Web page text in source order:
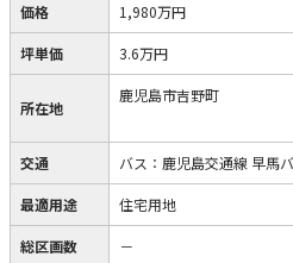
価格 1,980万円
坪単価 3.6万円
所在地
鹿児島市吉野町
交通 バス：鹿児島交通線 早馬
最適用途 住宅用地
総区画数 －